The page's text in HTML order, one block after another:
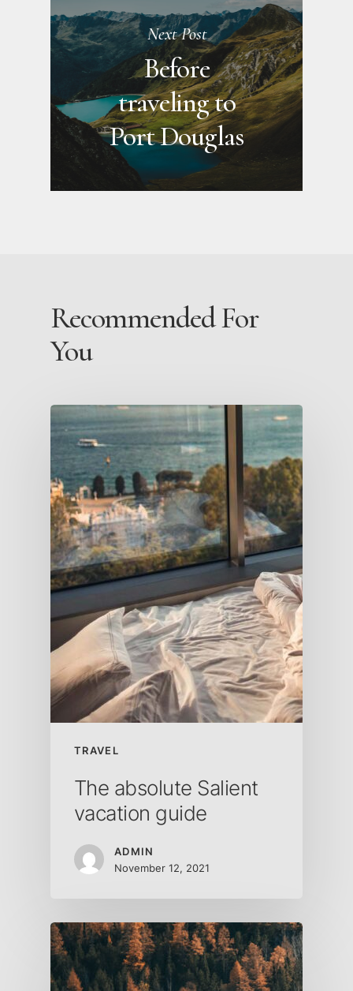
Next Post
Before
traveling to
Port Douglas
Recommended For
You
TRAVEL
The absolute Salient
vacation guide
ADMIN
November 12, 2021